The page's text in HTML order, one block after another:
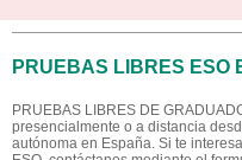
PRUEBAS LIBRES ESO
PRUEBAS LIBRES DE
presencialmente o a distancia
autónoma en España. Si te